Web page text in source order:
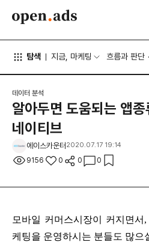
탐색 지금, 마케팅 흐름과 판단
데이터 분석
알아두면 도움되는 앱
네이티브
에이스카운터 2020.07.17 19:14
9156 0 0 0
모바일 커머스시장이 커지면
케팅을 운영하시는 분들도 많으